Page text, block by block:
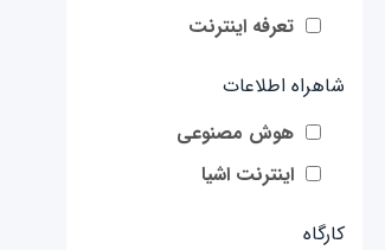
تعرفه اینترنت
شاهراه اطلاعات
هوش مصنوعی
اینترنت اشیا
کارگاه